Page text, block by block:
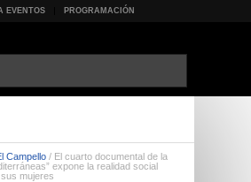
EVENTOS PROGRAMACIÓN
Campello / El cuarto documental de la
expone la realidad social
mujeres